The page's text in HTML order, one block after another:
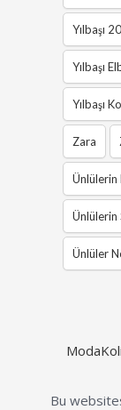
Yılbaşı
Yılbaşı
Yılbaşı
Zara
Ünlülerin
Ünlülerin
Ünlüler
Bu